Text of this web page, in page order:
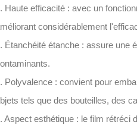
Haute efficacité : avec un
considérablement
Étanchéité étanche : assure une
Polyvalence : convient pour
tels que des bouteilles, des
Aspect esthétique : le film rétréci